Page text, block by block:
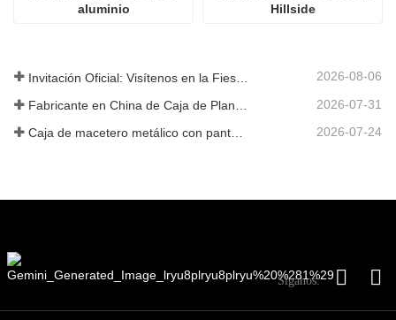
aluminio
Hillside
2026-08-06
2026-07-31
Caja de macetero metálico con pantalla de privacidad y enrejado: por qué más compradores globales eligen fabricantes OEM chinos para proyectos de jardín al aire libre 2026-07-24
Síganos: